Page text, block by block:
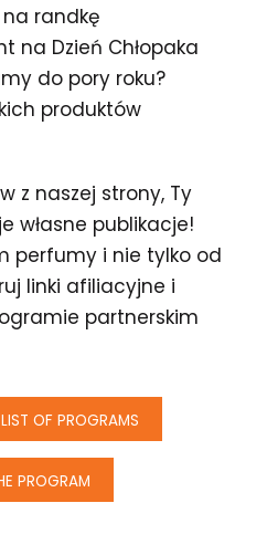
randkę
na Dzień Chłopaka
do pory roku?
produktów
z naszej strony, Ty
własne publikacje!
perfumy i nie tylko od
linki afiliacyjne i
partnerskim
OF PROGRAMS
PROGRAM